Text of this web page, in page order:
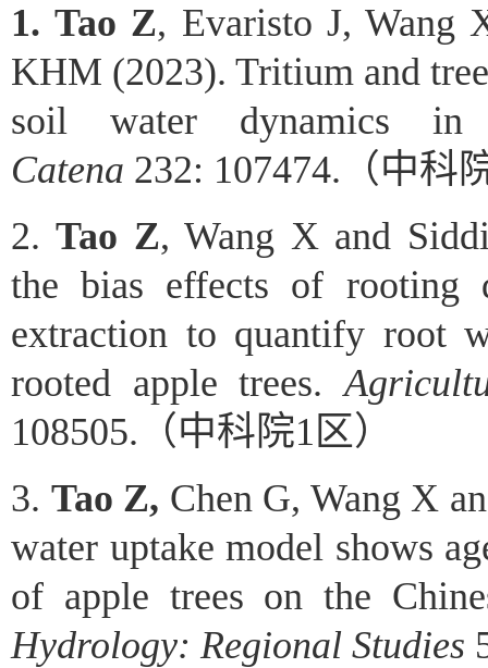
1. Tao Z, Evaristo J, Wang
KHM (2023). Tritium and
soil water dynamics in
Catena 232: 107474. （中科
2. Tao Z, Wang X and
the bias effects of rooting
extraction to quantify root
rooted apple trees.
108505. （中科院1 区）
3. Tao Z, Chen G, Wang X
water uptake model shows
of apple trees on the
Hydrology: Regional Studies